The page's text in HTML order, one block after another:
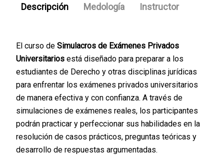
Descripción Medología Instructor
El curso de Simulacros de Exámenes Privados
Universitarios está diseñado para preparar a los
estudiantes de Derecho y otras disciplinas jurídicas
para enfrentar los exámenes privados universitarios
de manera efectiva y con confianza. A través de
simulaciones de exámenes reales, los participantes
podrán practicar y perfeccionar sus habilidades en la
resolución de casos prácticos, preguntas teóricas y
desarrollo de respuestas argumentadas.